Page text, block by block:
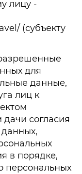
лицу -
(субъекту
для
данные,
лиц к
согласия
в порядке,
персональных